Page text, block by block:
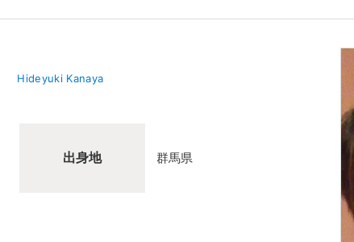
Hideyuki Kanaya
出身地 群馬県